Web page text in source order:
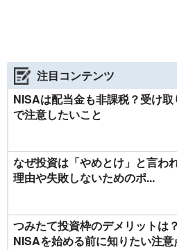
注目コンテンツ
NISAは配当金も非課税？受け取
で注意したいこと
なぜ投資は「やめとけ」と言わ
理由や失敗しないためのポ...
つみたて投資枠のデメリットは
NISAを始める前に知りたい注意